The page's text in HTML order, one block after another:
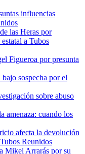
influencias
las Heras por
a Tubos
Figueroa por presunta
sospecha por el
sobre abuso
amenaza: cuando los
afecta la devolución
Reunidos
Mikel Arrarás por su